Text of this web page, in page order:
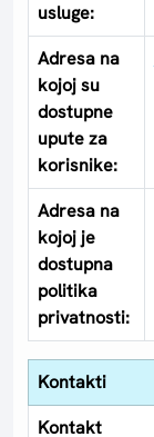
usluge:
Adresa na
kojoj su
dostupne
upute za
korisnike:
Adresa na
kojoj je
dostupna
politika
privatnosti:
Kontakti
Kontakt